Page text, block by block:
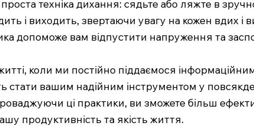
техніка дихання: сядьте або ляжте в
і виходить, звертаючи увагу на кожен вдих
допоможе вам відпустити напруження та
коли ми постійно піддаємося
стати вашим надійним інструментом у
ці практики, ви зможете більш
продуктивність та якість життя.